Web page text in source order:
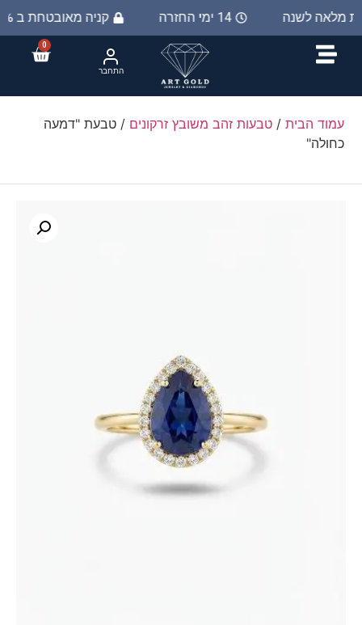
קניה מאובטחת ב 100% 14 ימי החזרה מלאה לשנה
0
התחבר
עמוד הבית / טבעות זהב משובץ זרקונים / טבעת "דמעה
כחולה"